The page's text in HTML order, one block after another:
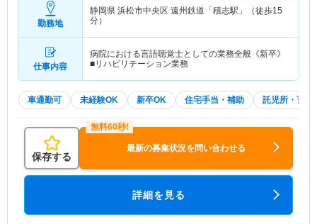
勤務地
静岡県 浜松市中央区 遠州鉄道「積志駅」（徒歩15
分）
仕事内容
病院における言語聴覚士としての業務全般《新卒》
■リハビリテーション業務
車通勤可 未経験OK 新卒OK 住宅手当・補助 託児所・育児
保存する
最新の募集状況を問い合わせる
詳細を見る